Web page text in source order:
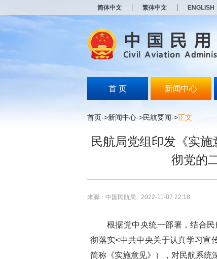
简体中文 繁体中文 ENGLISH
首 页 新闻中心
首页->新闻中心->民航要闻->正文
民航局党组印发《实
彻党的
来源：中国民航局 2022-11-07 22:18
根据党中央统一部署，结合民
彻落实<中共中央关于认真学习宣
简称《实施意见》），对民航系统
打
无
障